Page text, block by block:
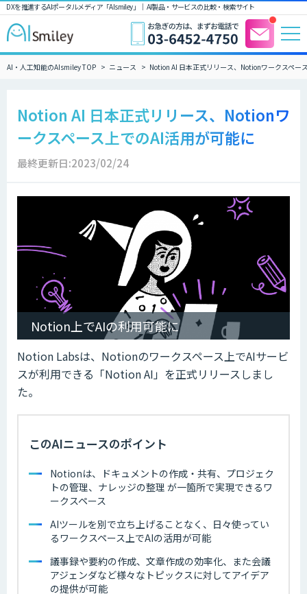
DXを推進するAIポータルメディア「AIsmiley」｜ AI製品・サービスの比較・検索サイト
AI・人工知能のAIsmiley TOP ニュース Notion AI 日本正式リリース、Notionワークスペー
Notion AI 日本正式リリース、Notionワ
ークスペース上でのAI活用が可能に
最終更新日:2023/02/24
Notion上でAIの利用可能に
Notion Labsは、Notionのワークスペース上でAIサービ
スが利用できる「Notion AI」を正式リリースしまし
た。
このAIニュースのポイント
Notionは、ドキュメントの作成・共有、プロジェク
トの管理、ナレッジの整理 が一箇所で実現できるワ
ークスペース
AIツールを別で立ち上げることなく、日々使ってい
るワークスペース上でAIの活用が可能
議事録や要約の作成、文章作成の効率化、また会議
アジェンダなど様々なトピックスに対してアイデア
の提供が可能